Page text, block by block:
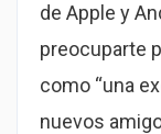
de Apple y
preocuparte
como “una
nuevos